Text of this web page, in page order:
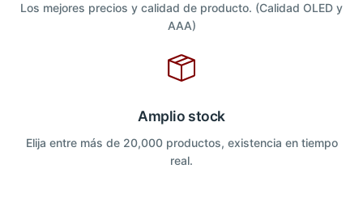
Los mejores precios y calidad de producto. (Calidad OLED y
AAA)
Amplio stock
Elija entre más de 20,000 productos, existencia en tiempo
real.